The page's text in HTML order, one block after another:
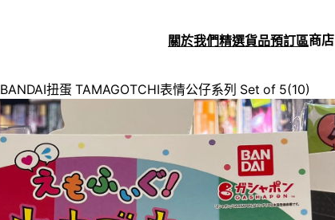
關於我們精選貨品預訂區商店
BANDAI扭蛋 TAMAGOTCHI表情公仔系列 Set of 5(10)